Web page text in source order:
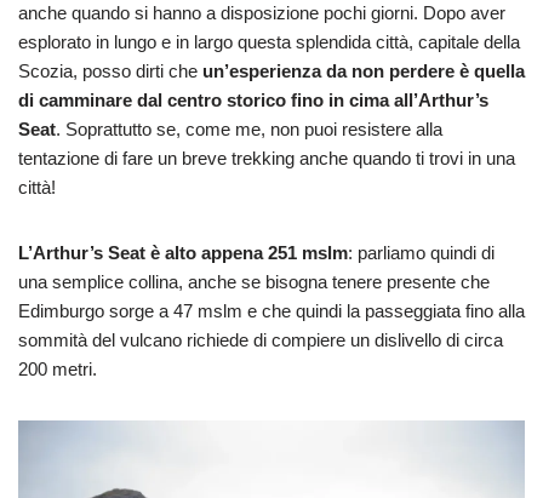
anche quando si hanno a disposizione pochi giorni. Dopo aver
esplorato in lungo e in largo questa splendida città, capitale della
Scozia, posso dirti che un’esperienza da non perdere è quella
di camminare dal centro storico fino in cima all’Arthur’s
Seat. Soprattutto se, come me, non puoi resistere alla
tentazione di fare un breve trekking anche quando ti trovi in una
città!
L’Arthur’s Seat è alto appena 251 mslm: parliamo quindi di
una semplice collina, anche se bisogna tenere presente che
Edimburgo sorge a 47 mslm e che quindi la passeggiata fino alla
sommità del vulcano richiede di compiere un dislivello di circa
200 metri.